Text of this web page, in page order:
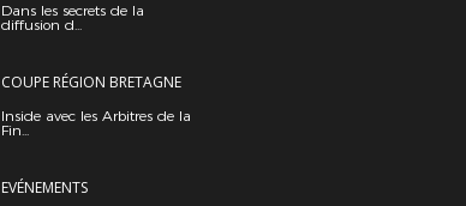
Dans les secrets de la
diffusion d...
COUPE RÉGION BRETAGNE
Inside avec les Arbitres de la
Fin...
EVÉNEMENTS